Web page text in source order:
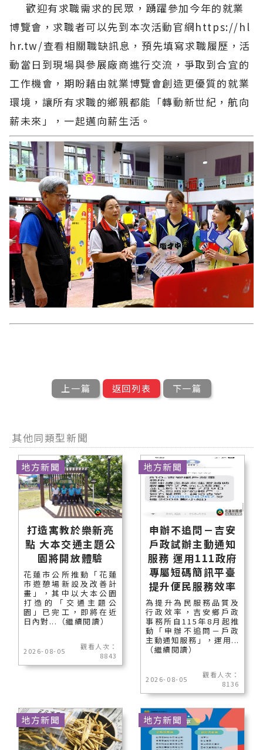
歡迎有求職需求的民眾，踴躍參加今年的就業
博覽會，求職者可以先到本次活動官網https://hl
hr.tw/查看相關職缺訊息，預先填寫求職履歷，活
動當日到現場與參展廠商進行交流，爭取到合宜的
工作機會，期盼藉由就業博覽會創造更優質的就業
環境，讓所有求職的鄉親都能「轉動新世紀，航向
薪未來」，一起邁向薪生活。
上一篇 返回列表 下一篇
其他同類型新聞
打造寓教於樂新亮
點 大本交通主題公
園將開放體驗
花蓮市公所推動「花蓮
市遊憩場新設及改善計
畫」，其中以大本公園
打造的「交通主題公
園」已完工，即將在近
日內對...（繼續閱讀）
2026-08-05
觀看人次：
8843
地方新聞
申辦不追問－吉安
戶政試辦主動通知
服務 運用111政府
專屬短碼簡訊平臺
提升便民服務效率
為提升為民服務品質及
行政效率，吉安鄉戶政
事務所自115年8月起推
動「申辦不追問－戶政
主動通知服務」，運用...
（繼續閱讀）
2026-08-05
觀看人次：
8136
地方新聞
地方新聞 地方新聞